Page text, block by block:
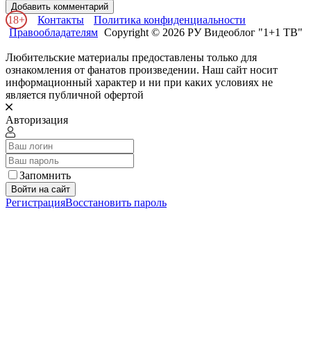
Добавить комментарий
18+ Контакты
Политика конфиденциальности
Правообладателям Copyright © 2026 РУ Видеоблог "1+1 ТВ"
Любительские материалы предоставлены только для
ознакомления от фанатов произведении. Наш сайт носит
информационный характер и ни при каких условиях не
является публичной офертой
Авторизация
Запомнить
Войти на сайт
РегистрацияВосстановить пароль